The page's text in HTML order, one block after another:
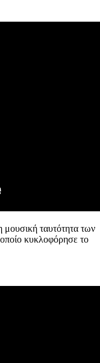
μουσική ταυτότητα των
κυκλοφόρησε το